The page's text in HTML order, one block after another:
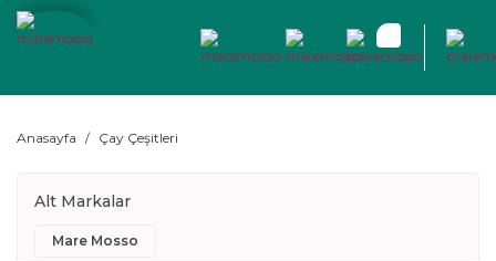
Anasayfa Çay Çeşitleri
Alt Markalar
Mare Mosso